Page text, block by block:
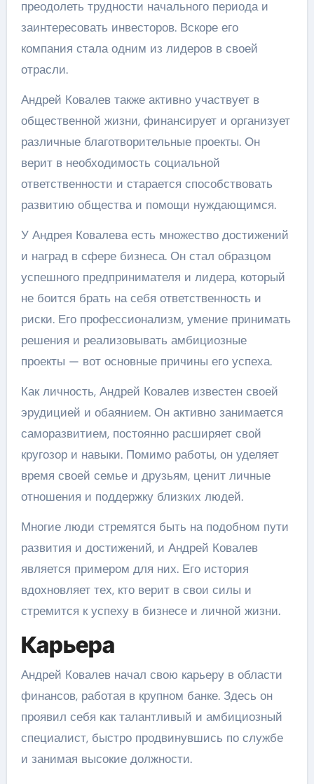
преодолеть трудности начального периода и
заинтересовать инвесторов. Вскоре его
компания стала одним из лидеров в своей
отрасли.
Андрей Ковалев также активно участвует в
общественной жизни, финансирует и организует
различные благотворительные проекты. Он
верит в необходимость социальной
ответственности и старается способствовать
развитию общества и помощи нуждающимся.
У Андрея Ковалева есть множество достижений
и наград в сфере бизнеса. Он стал образцом
успешного предпринимателя и лидера, который
не боится брать на себя ответственность и
риски. Его профессионализм, умение принимать
решения и реализовывать амбициозные
проекты — вот основные причины его успеха.
Как личность, Андрей Ковалев известен своей
эрудицией и обаянием. Он активно занимается
саморазвитием, постоянно расширяет свой
кругозор и навыки. Помимо работы, он уделяет
время своей семье и друзьям, ценит личные
отношения и поддержку близких людей.
Многие люди стремятся быть на подобном пути
развития и достижений, и Андрей Ковалев
является примером для них. Его история
вдохновляет тех, кто верит в свои силы и
стремится к успеху в бизнесе и личной жизни.
Карьера
Андрей Ковалев начал свою карьеру в области
финансов, работая в крупном банке. Здесь он
проявил себя как талантливый и амбициозный
специалист, быстро продвинувшись по службе
и занимая высокие должности.